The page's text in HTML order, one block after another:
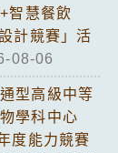
智慧餐飲
計競賽」活
08-06
型高級中等
學科中心
度能力競賽